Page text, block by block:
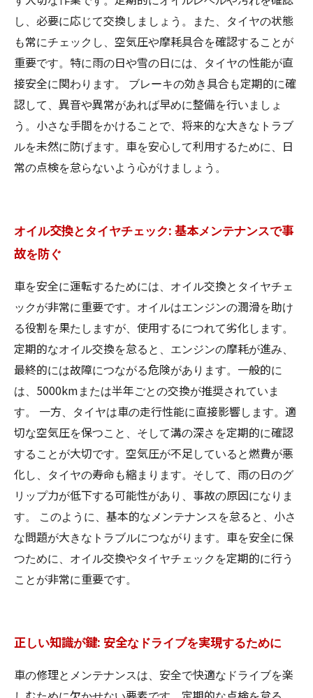
し、必要に応じて交換しましょう。また、タイヤの状態
も常にチェックし、空気圧や摩耗具合を確認することが
重要です。特に雨の日や雪の日には、タイヤの性能が直
接安全に関わります。 ブレーキの効き具合も定期的に確
認して、異音や異常があれば早めに整備を行いましょ
う。小さな手間をかけることで、将来的な大きなトラブ
ルを未然に防げます。車を安心して利用するために、日
常の点検を怠らないよう心がけましょう。
オイル交換とタイヤチェック: 基本メンテナンスで事
故を防ぐ
車を安全に運転するためには、オイル交換とタイヤチェ
ックが非常に重要です。オイルはエンジンの潤滑を助け
る役割を果たしますが、使用するにつれて劣化します。
定期的なオイル交換を怠ると、エンジンの摩耗が進み、
最終的には故障につながる危険があります。一般的に
は、5000kmまたは半年ごとの交換が推奨されていま
す。 一方、タイヤは車の走行性能に直接影響します。適
切な空気圧を保つこと、そして溝の深さを定期的に確認
することが大切です。空気圧が不足していると燃費が悪
化し、タイヤの寿命も縮まります。そして、雨の日のグ
リップ力が低下する可能性があり、事故の原因になりま
す。 このように、基本的なメンテナンスを怠ると、小さ
な問題が大きなトラブルにつながります。車を安全に保
つために、オイル交換やタイヤチェックを定期的に行う
ことが非常に重要です。
正しい知識が鍵: 安全なドライブを実現するために
車の修理とメンテナンスは、安全で快適なドライブを楽